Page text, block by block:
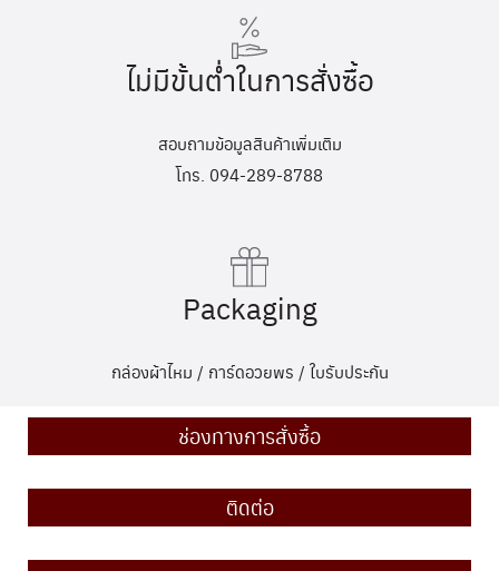
ไม่มีขั้นต่ำในการสั่งซื้อ
สอบถามข้อมูลสินค้าเพิ่มเติม
โทร. 094-289-8788
Packaging
กล่องผ้าไหม / การ์ดอวยพร / ใบรับประกัน
ช่องทางการสั่งซื้อ
ติดต่อ